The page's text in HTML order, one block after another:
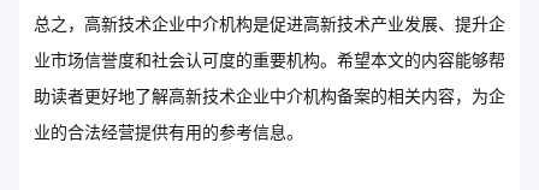
总之，高新技术企业中介机构是促进高新技术产业发展、提升企
业市场信誉度和社会认可度的重要机构。希望本文的内容能够帮
助读者更好地了解高新技术企业中介机构备案的相关内容，为企
业的合法经营提供有用的参考信息。